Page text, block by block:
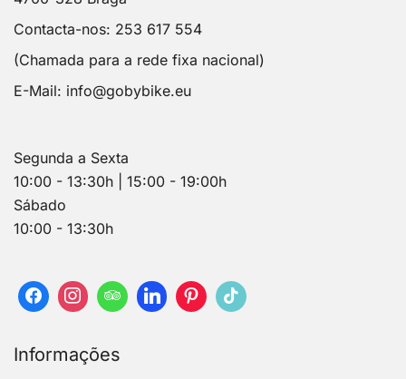
Contacta-nos: 253 617 554
(Chamada para a rede fixa nacional)
E-Mail: info@gobybike.eu
Segunda a Sexta
10:00 - 13:30h | 15:00 - 19:00h
Sábado
10:00 - 13:30h
Informações